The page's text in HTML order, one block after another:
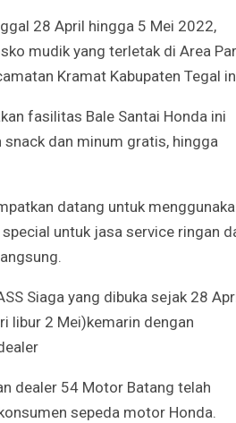
28 April hingga 5 Mei 2022,
mudik yang terletak di Area
Kramat Kabupaten Tegal
fasilitas Bale Santai Honda ini
dan minum gratis, hingga
datang untuk
untuk jasa service ringan
Siaga yang dibuka sejak 28
libur 2 Mei)kemarin dengan
dealer 54 Motor Batang telah
sepeda motor Honda.